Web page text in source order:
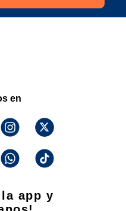
en
la app y